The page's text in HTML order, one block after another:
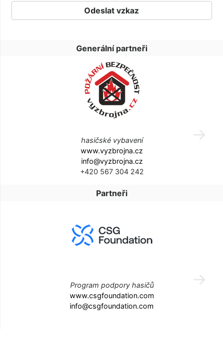
Generální partneři
hasičské vybavení
www.vyzbrojna.cz
info@vyzbrojna.cz
+420 567 304 242
Partneři
Program podpory hasičů
www.csgfoundation.com
info@csgfoundation.com